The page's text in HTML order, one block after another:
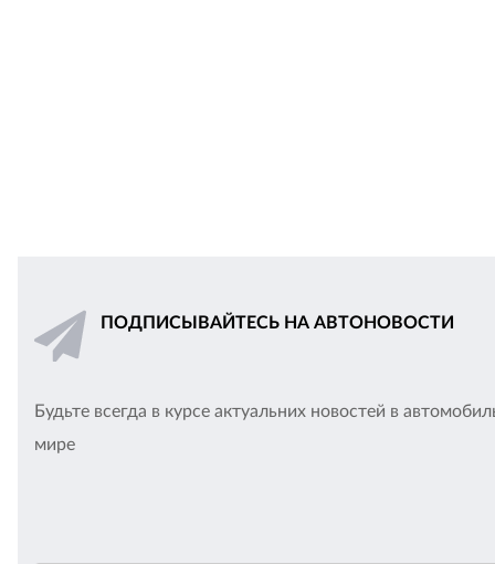
ПОДПИСЫВАЙТЕСЬ НА АВТОНОВОСТИ
Будьте всегда в курсе актуальних новостей в
мире